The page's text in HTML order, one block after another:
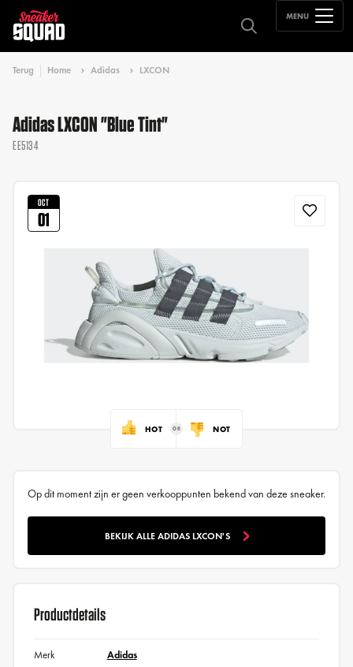
MENU
Terug Home Adidas LXCON
Adidas LXCON "Blue Tint"
EE5134
OCT
01
HOT NOT
Op dit moment zijn er geen verkooppunten bekend van deze sneaker.
BEKIJK ALLE ADIDAS LXCON'S
Productdetails
Merk Adidas